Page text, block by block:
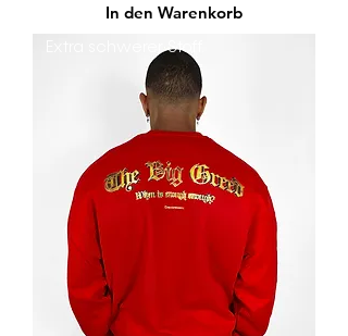
In den Warenkorb
Extra schwerer Stoff.